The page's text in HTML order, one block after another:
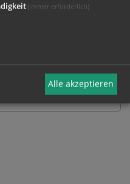
(immer erforderlich)
Alle akzeptieren